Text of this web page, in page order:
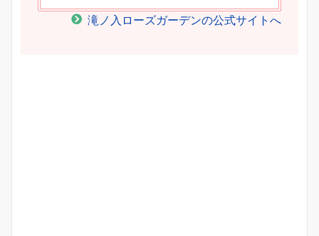
滝ノ入ローズガーデンの公式サイトへ